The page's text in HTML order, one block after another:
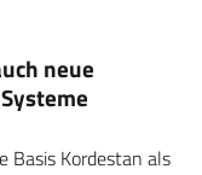
neue
Basis Kordestan als